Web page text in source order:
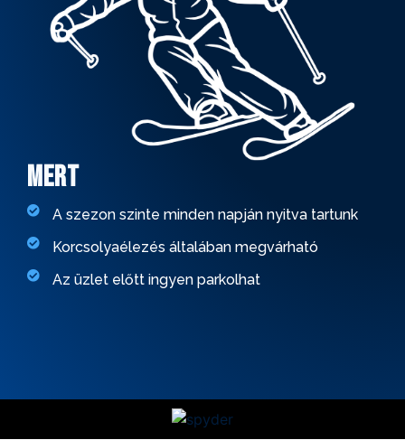
mert
A szezon szinte minden napján nyitva tartunk
Korcsolyaélezés általában megvárható
Az üzlet előtt ingyen parkolhat